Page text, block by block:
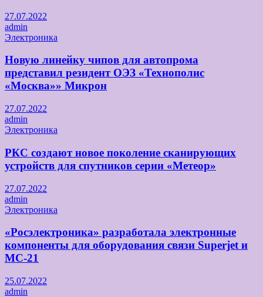
27.07.2022
admin
Электроника
Новую линейку чипов для автопрома
представил резидент ОЭЗ «Технополис
«Москва»» Микрон
27.07.2022
admin
Электроника
РКС создают новое поколение сканирующих
устройств для спутников серии «Метеор»
27.07.2022
admin
Электроника
«Росэлектроника» разработала электронные
компоненты для оборудования связи Superjet и
МС-21
25.07.2022
admin